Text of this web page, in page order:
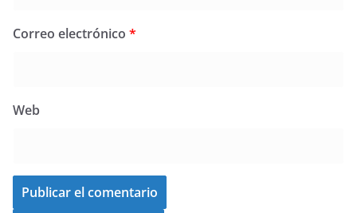
Correo electrónico *
Web